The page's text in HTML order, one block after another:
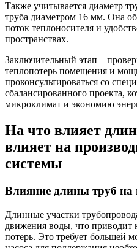
Также учитывается диаметр
труба диаметром 16 мм. Она
поток теплоносителя и
пространствах.
Заключительный этап –
теплопотерь помещения и
проконсультироваться со
сбалансированного проекта,
микроклимат и экономию
На что влияет
влияет на
системы
Влияние длины труб на
Длинные участки
движения воды, что приводит
потерь. Это требует большей